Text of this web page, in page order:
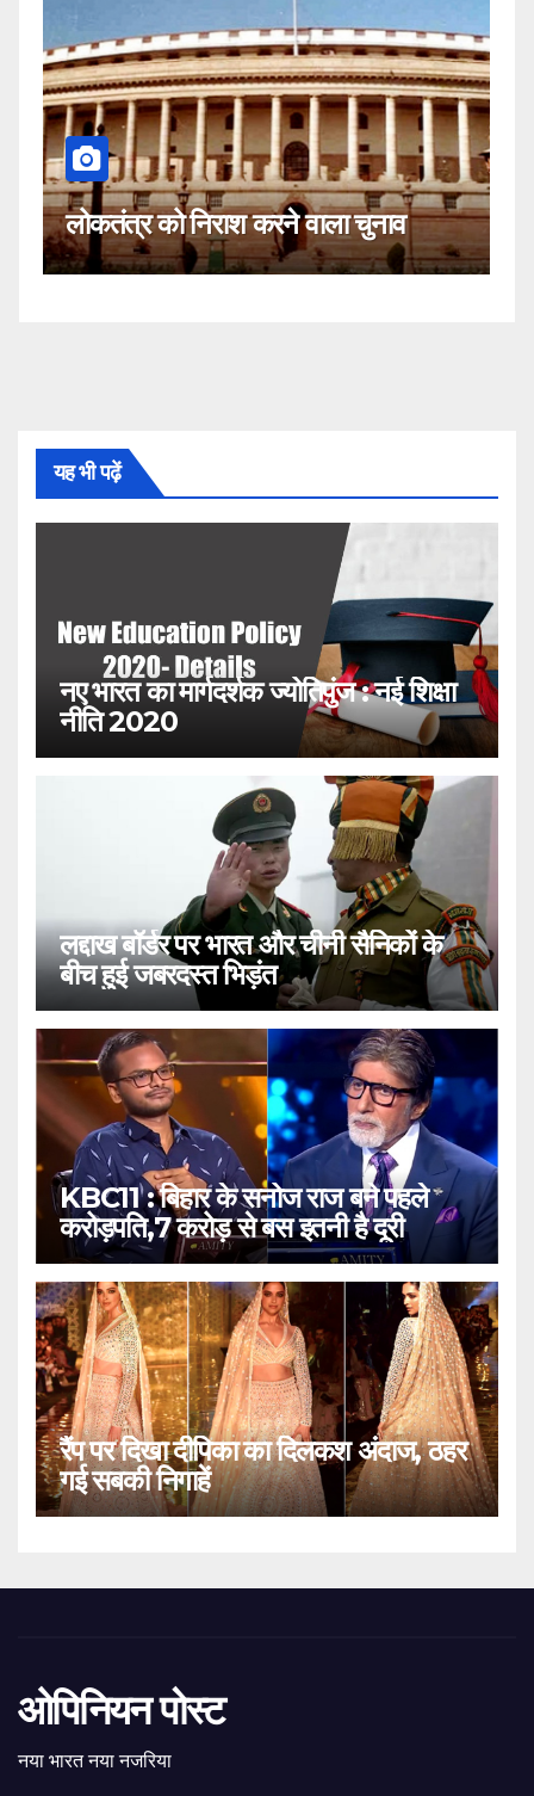
को निराश करने वाला चुनाव
कहीं यह
नहीं!
यह भी पढ़ें
नए भारत का मार्गदर्शक ज्योतिपुंज : नई शिक्षा
नीति 2020
लद्दाख बॉर्डर पर भारत और चीनी सैनिकों के
बीच हुई जबरदस्त भिड़ंत
KBC11 : बिहार के सनोज राज बने पहले
करोड़पति,7 करोड़ से बस इतनी है दूरी
रैंप पर दिखा दीपिका का दिलकश अंदाज, ठहर
गई सबकी निगाहें
ओपिनियन पोस्ट
नया भारत नया नजरिया